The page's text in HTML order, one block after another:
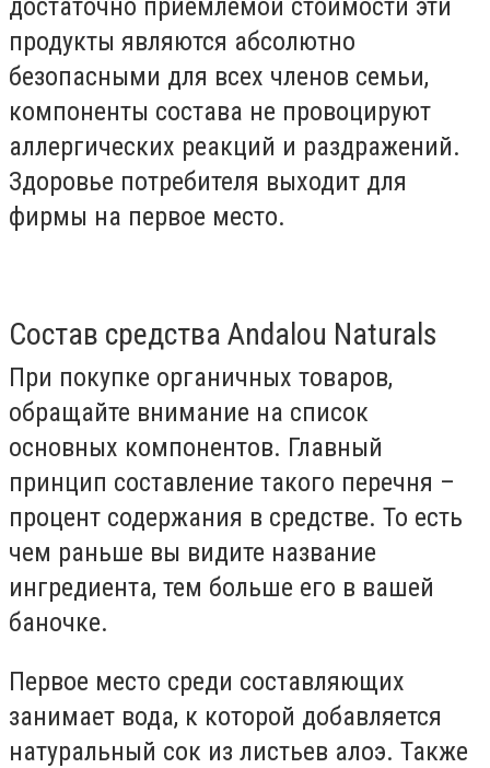
достаточно приемлемой стоимости эти
продукты являются абсолютно
безопасными для всех членов семьи,
компоненты состава не провоцируют
аллергических реакций и раздражений.
Здоровье потребителя выходит для
фирмы на первое место.
Состав средства Andalou Naturals
При покупке органичных товаров,
обращайте внимание на список
основных компонентов. Главный
принцип составление такого перечня –
процент содержания в средстве. То есть
чем раньше вы видите название
ингредиента, тем больше его в вашей
баночке.
Первое место среди составляющих
занимает вода, к которой добавляется
натуральный сок из листьев алоэ. Также